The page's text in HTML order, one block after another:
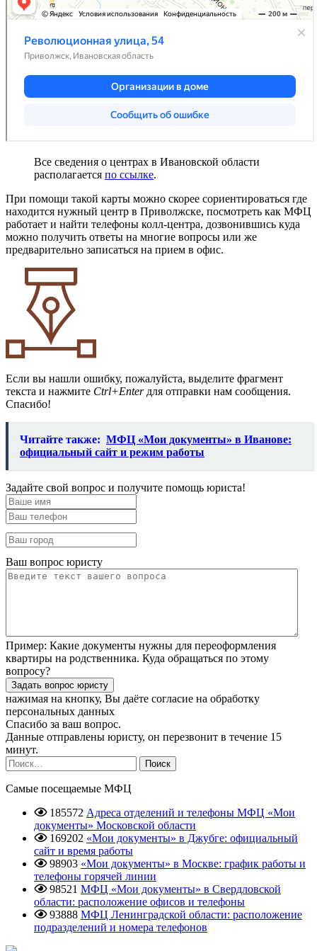
Все сведения о центрах в Ивановской области
располагается по ссылке.
При помощи такой карты можно скорее сориентироваться где
находится нужный центр в Приволжске, посмотреть как МФЦ
работает и найти телефоны колл-центра, дозвонившись куда
можно получить ответы на многие вопросы или же
предварительно записаться на прием в офис.
Если вы нашли ошибку, пожалуйста, выделите фрагмент
текста и нажмите Ctrl+Enterдля отправки нам сообщения.
Спасибо!
Читайте также: МФЦ «Мои документы» в Иванове:
официальный сайт и режим работы
Задайте свой вопрос и получите помощь юриста!
Ваш вопрос юристу
Пример: Какие документы нужны для переоформления
квартиры на родственника. Куда обращаться по этому
вопросу?
нажимая на кнопку, Вы даёте согласие на обработку
персональных данных
Спасибо за ваш вопрос.
Данные отправлены юристу, он перезвонит в течение 15
минут.
Найти:
Самые посещаемые МФЦ
185572 Адреса отделений и телефоны МФЦ «Мои
документы» Московской области
169202 «Мои документы» в Джубге: официальный
сайт и время работы
98903 «Мои документы» в Москве: график работы и
телефоны горячей линии
98521 МФЦ «Мои документы» в Свердловской
области: расположение офисов и телефоны
93888 МФЦ Ленинградской области: расположение
подразделений и номера телефонов